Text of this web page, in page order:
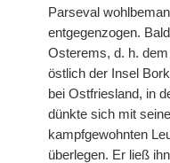
Parseval
entgegenzogen.
Osterems, d. h.
östlich der Insel
bei Ostfriesland, in
dünkte sich mit
kampfgewohnten
überlegen. Er ließ